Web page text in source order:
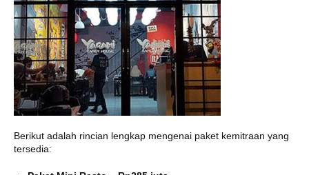
Berikut adalah rincian lengkap mengenai paket kemitraan yang
tersedia:​